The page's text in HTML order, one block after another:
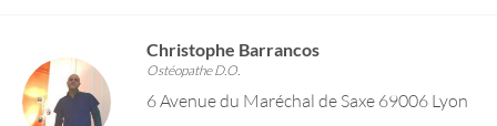
Christophe Barrancos
Ostéopathe D.O.
6 Avenue du Maréchal de Saxe 69006 Lyon